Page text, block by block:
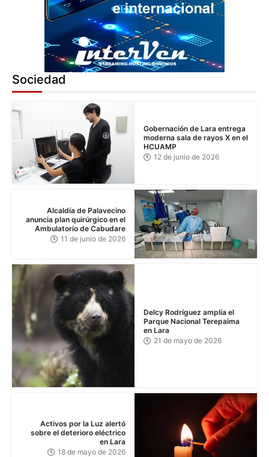
Sociedad
Gobernación de Lara entrega
moderna sala de rayos X en el
HCUAMP
12 de junio de 2026
Alcaldía de Palavecino
anuncia plan quirúrgico en el
Ambulatorio de Cabudare
11 de junio de 2026
Delcy Rodríguez amplía el
Parque Nacional Terepaima
en Lara
21 de mayo de 2026
Activos por la Luz alertó
sobre el deterioro eléctrico
en Lara
18 de mayo de 2026